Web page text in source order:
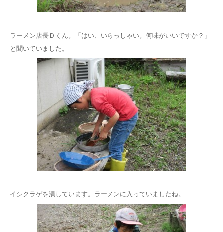
ラーメン店長Ｄくん。「はい、いらっしゃい。何味がいいですか？」
と聞いていました。
イシクラゲを潰しています。ラーメンに入っていましたね。